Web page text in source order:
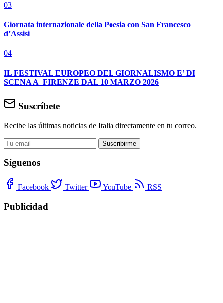
03
Giornata internazionale della Poesia con San Francesco
d’Assisi
04
IL FESTIVAL EUROPEO DEL GIORNALISMO E’ DI
SCENA A FIRENZE DAL 10 MARZO 2026
Suscríbete
Recibe las últimas noticias de Italia directamente en tu correo.
Suscribirme
Síguenos
Facebook Twitter YouTube RSS
Publicidad